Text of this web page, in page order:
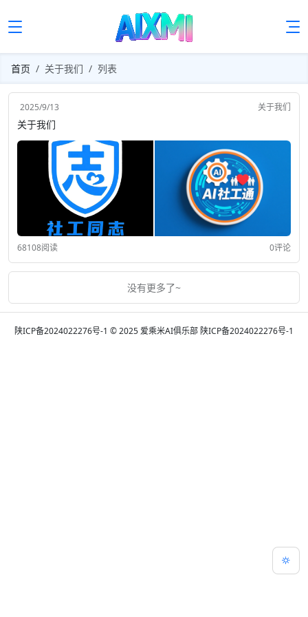
首页 关于我们 列表
2025/9/13 关于我们
关于我们
68108阅读 0评论
没有更多了~
陕ICP备2024022276号-1 © 2025 爱乘米AI俱乐部 陕ICP备2024022276号-1